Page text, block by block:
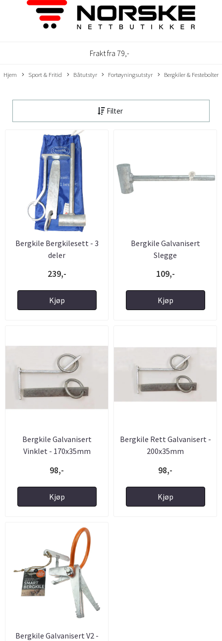
Frakt fra 79,-
Hjem Sport & Fritid Båtutstyr Fortøyningsutstyr Bergkiler & Festebolter
Filter
Bergkile Bergkilesett - 3
deler
239,-
Kjøp
Bergkile Galvanisert
Slegge
109,-
Kjøp
Bergkile Galvanisert
Vinklet - 170x35mm
98,-
Kjøp
Bergkile Rett Galvanisert -
200x35mm
98,-
Kjøp
Bergkile Galvanisert V2 -